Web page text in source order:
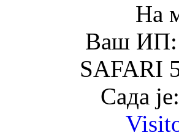
На
Ваш ИП:
SAFARI
Сада